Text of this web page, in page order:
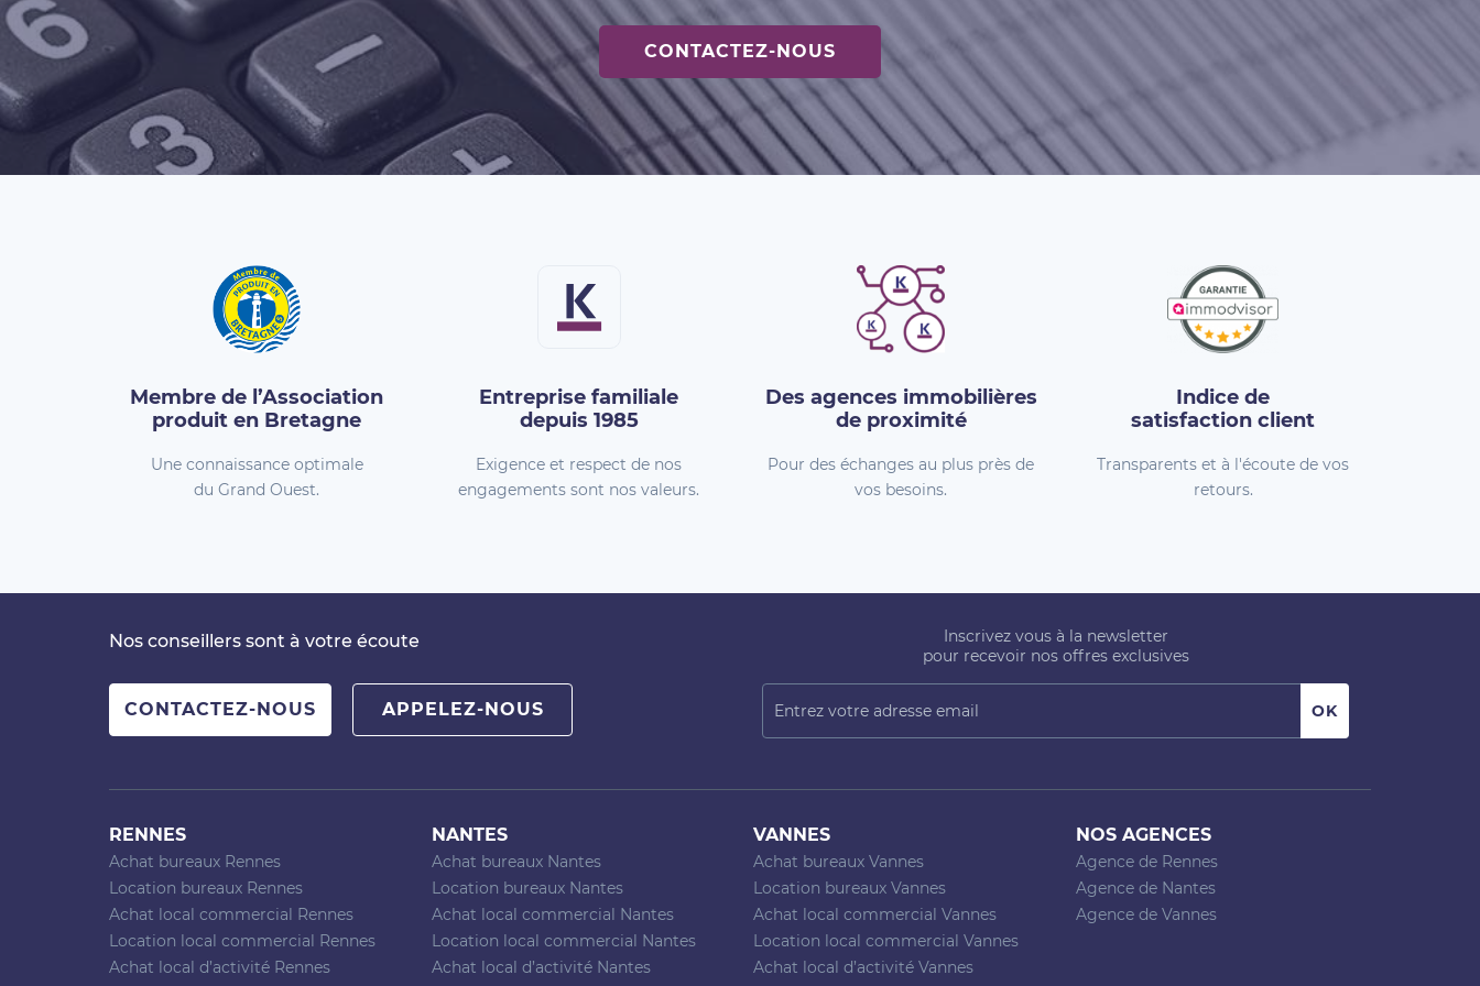
CONTACTEZ-NOUS
Membre de l’Association
produit en Bretagne
Une connaissance optimale
du Grand Ouest.
Entreprise familiale
depuis 1985
Exigence et respect de nos
engagements sont nos valeurs.
Des agences immobilières
de proximité
Pour des échanges au plus près de
vos besoins.
Indice de
satisfaction client
Transparents et à l'écoute de vos
retours.
Nos conseillers sont à votre écoute
CONTACTEZ-NOUS APPELEZ-NOUS
Inscrivez vous à la newsletter
pour recevoir nos offres exclusives
RENNES
Achat bureaux Rennes
Location bureaux Rennes
Achat local commercial Rennes
Location local commercial Rennes
Achat local d’activité Rennes
NANTES
Achat bureaux Nantes
Location bureaux Nantes
Achat local commercial Nantes
Location local commercial Nantes
Achat local d’activité Nantes
VANNES
Achat bureaux Vannes
Location bureaux Vannes
Achat local commercial Vannes
Location local commercial Vannes
Achat local d’activité Vannes
NOS AGENCES
Agence de Rennes
Agence de Nantes
Agence de Vannes